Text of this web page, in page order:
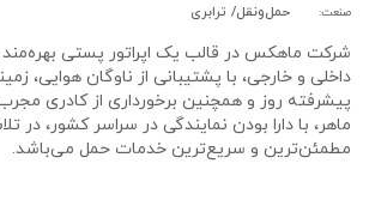
صنعت: حمل‌و‌نقل/ ترابری
شرکت ماهکس در قالب یک اپراتور پستی
داخلی و خارجی، با پشتیبانی از ناوگان هوایی،‌
پیشرفته روز و همچنین برخورداری از کادری
ماهر، با دارا بودن نمایندگی در سراسر کشور، در
مطمئن‌ترین و سریع‌ترین خدمات حمل می‌باشد.